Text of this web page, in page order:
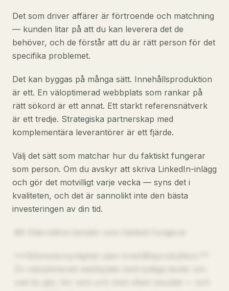
Det som driver affärer är förtroende och matchning
— kunden litar på att du kan leverera det de
behöver, och de förstår att du är rätt person för det
specifika problemet.
Det kan byggas på många sätt. Innehållsproduktion
är ett. En väloptimerad webbplats som rankar på
rätt sökord är ett annat. Ett starkt referensnätverk
är ett tredje. Strategiska partnerskap med
komplementära leverantörer är ett fjärde.
Välj det sätt som matchar hur du faktiskt fungerar
som person. Om du avskyr att skriva LinkedIn-inlägg
och gör det motvilligt varje vecka — syns det i
kvaliteten, och det är sannolikt inte den bästa
investeringen av din tid.